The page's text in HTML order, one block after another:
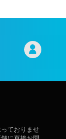
ておりませ